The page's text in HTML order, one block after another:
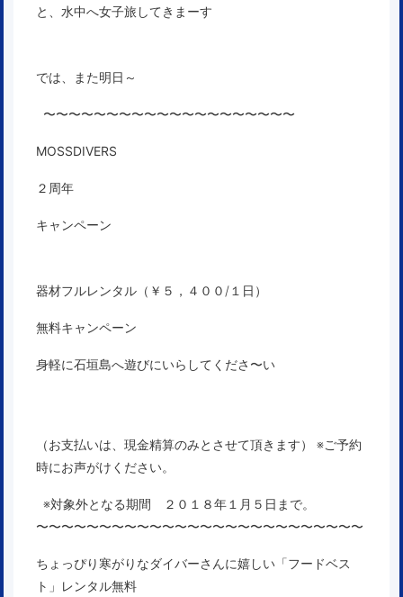
と、水中へ女子旅してきまーす
では、また明日～
〜〜〜〜〜〜〜〜〜〜〜〜〜〜〜〜〜〜〜〜
MOSSDIVERS
２周年
キャンペーン
器材フルレンタル（￥５，４００/１日）
無料キャンペーン
身軽に石垣島へ遊びにいらしてくださ〜い
（お支払いは、現金精算のみとさせて頂きます） ※ご予約
時にお声がけください。
※対象外となる期間
２０１８年１月５日まで。
〜〜〜〜〜〜〜〜〜〜〜〜〜〜〜〜〜〜〜〜〜〜〜〜〜〜
ちょっぴり寒がりなダイバーさんに嬉しい「フードベス
ト」レンタル無料